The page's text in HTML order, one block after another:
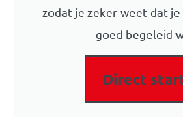
zodat je zeker weet dat
goed begeleid
Direct